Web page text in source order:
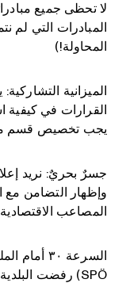
لا تحظى جميع
المبادرات التي لم
المحاولة!)
الميزانية
القرارات في كيفية
يجب تخصيص قسم من
جسرٌ بحريٌ: نريد إعلان
وإظهار التضامن
المصاعب